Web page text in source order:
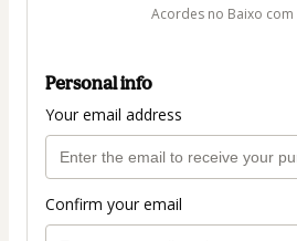
Acordes no Baixo com
Personal info
Your email address
Confirm your email